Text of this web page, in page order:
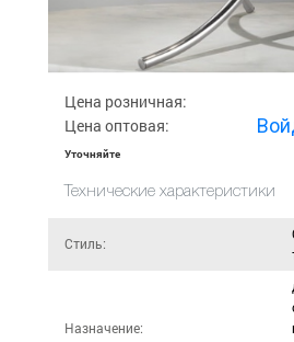
Цена розничная:
Цена оптовая:
Уточняйте
Технические характеристики
Стиль:
Назначение: